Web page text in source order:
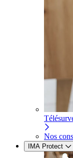
Nos
IMA Protect